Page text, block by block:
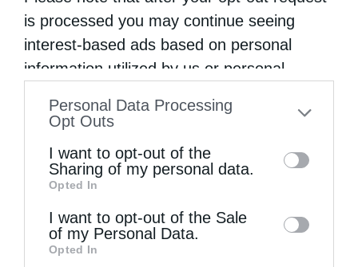
is processed you may continue seeing
interest-based ads based on personal
information utilized by us or personal
to your opt-out. You may separately opt-out
information by third parties on the IAB’s list
of downstream participants. This
information may also be disclosed by us to
third parties on theIAB’s List of
Downstream Participants
Personal Data Processing
Opt Outs
I want to opt-out of the
Sharing of my personal data.
Opted In
I want to opt-out of the Sale
of my Personal Data.
Opted In
Ιερά Παράκληση προς την Υπεραγία Θεοτόκο στα
Φαβριανά...